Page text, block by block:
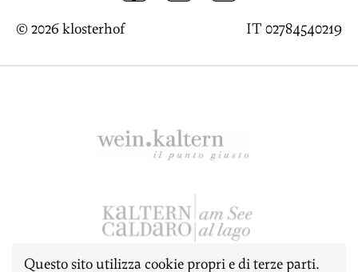
© 2026 klosterhof IT 02784540219
Questo sito utilizza cookie propri e di terze parti.